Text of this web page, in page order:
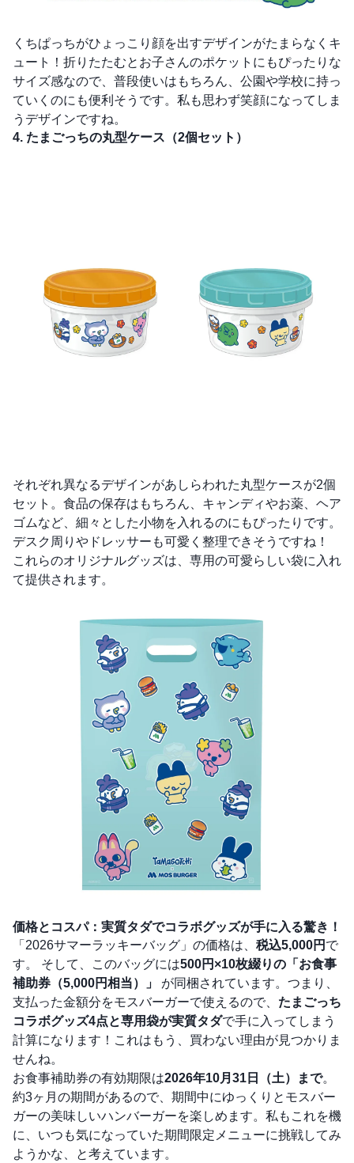
くちぱっちがひょっこり顔を出すデザインがたまらなくキ
ュート！折りたたむとお子さんのポケットにもぴったりな
サイズ感なので、普段使いはもちろん、公園や学校に持っ
ていくのにも便利そうです。私も思わず笑顔になってしま
うデザインですね。
4. たまごっちの丸型ケース（2個セット）
それぞれ異なるデザインがあしらわれた丸型ケースが2個
セット。食品の保存はもちろん、キャンディやお薬、ヘア
ゴムなど、細々とした小物を入れるのにもぴったりです。
デスク周りやドレッサーも可愛く整理できそうですね！
これらのオリジナルグッズは、専用の可愛らしい袋に入れ
て提供されます。
価格とコスパ：実質タダでコラボグッズが手に入る驚き！
「2026サマーラッキーバッグ」の価格は、 税込5,000円 で
す。 そして、このバッグには500円×10枚綴りの「お食事
補助券（5,000円相当）」
が同梱されています。つまり、
支払った金額分をモスバーガーで使えるので、 たまごっち
コラボグッズ4点と専用袋が実質タダで手に入ってしまう
計算になります！これはもう、買わない理由が見つかりま
せんね。
お食事補助券の有効期限は2026年10月31日（土）まで。
約3ヶ月の期間があるので、期間中にゆっくりとモスバー
ガーの美味しいハンバーガーを楽しめます。私もこれを機
に、いつも気になっていた期間限定メニューに挑戦してみ
ようかな、と考えています。